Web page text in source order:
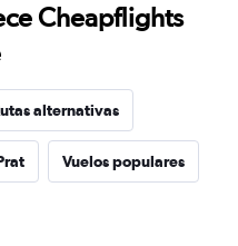
Cheapflights
alternativas
Vuelos populares